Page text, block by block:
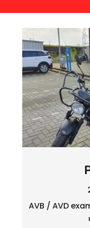
AVB / AVD